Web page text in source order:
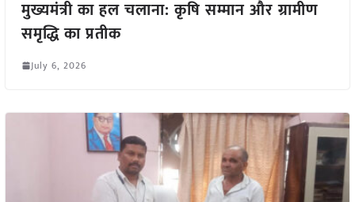
मुख्यमंत्री का हल चलाना: कृषि सम्मान और ग्रामीण
समृद्धि का प्रतीक
July 6, 2026